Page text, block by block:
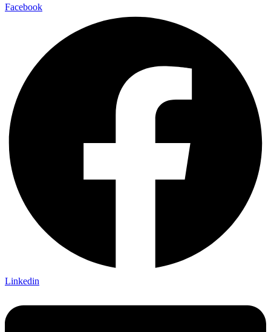
Facebook
Linkedin